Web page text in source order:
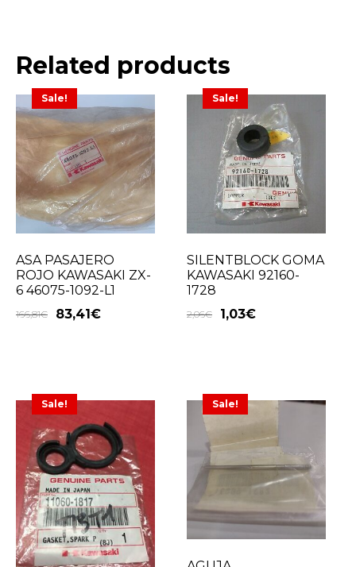
Related products
Sale!
ASA PASAJERO
ROJO KAWASAKI ZX-
6 46075-1092-L1
166,81€ 83,41 €
Sale!
SILENTBLOCK GOMA
KAWASAKI 92160-
1728
2,06€ 1,03€
Sale! Sale!